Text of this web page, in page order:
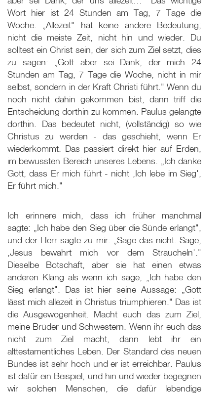
Wort hier ist 24 Stunden am Tag, 7 Tage die
Woche. „Allezeit" hat keine andere Bedeutung;
nicht die meiste Zeit, nicht hin und wieder. Du
solltest ein Christ sein, der sich zum Ziel setzt, dies
zu sagen: „Gott aber sei Dank, der mich 24
Stunden am Tag, 7 Tage die Woche, nicht in mir
selbst, sondern in der Kraft Christi führt." Wenn du
noch nicht dahin gekommen bist, dann triff die
Entscheidung dorthin zu kommen. Paulus gelangte
dorthin. Das bedeutet nicht, (vollständig) so wie
Christus zu werden - das geschieht, wenn Er
wiederkommt. Das passiert direkt hier auf Erden,
im bewussten Bereich unseres Lebens. „Ich danke
Gott, dass Er mich führt - nicht ‚Ich lebe im Sieg',
Er führt mich."
Ich erinnere mich, dass ich früher manchmal
sagte: „Ich habe den Sieg über die Sünde erlangt",
und der Herr sagte zu mir: „Sage das nicht. Sage,
‚Jesus bewahrt mich vor dem Straucheln'."
Dieselbe Botschaft, aber sie hat einen etwas
anderen Klang als wenn ich sage, „Ich habe den
Sieg erlangt". Das ist hier seine Aussage: „Gott
lässt mich allezeit in Christus triumphieren." Das ist
die Ausgewogenheit. Macht euch das zum Ziel,
meine Brüder und Schwestern. Wenn ihr euch das
nicht zum Ziel macht, dann lebt ihr ein
alttestamentliches Leben. Der Standard des neuen
Bundes ist sehr hoch und er ist erreichbar. Paulus
ist dafür ein Beispiel, und hin und wieder begegnen
wir solchen Menschen, die dafür lebendige